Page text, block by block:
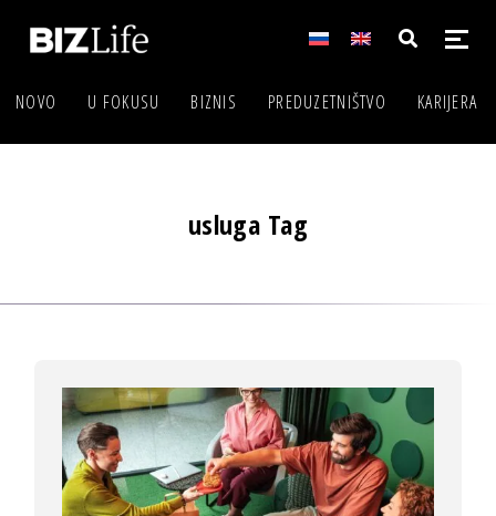
NOVO U FOKUSU BIZNIS PREDUZETNIŠTVO KARIJERA
usluga Tag